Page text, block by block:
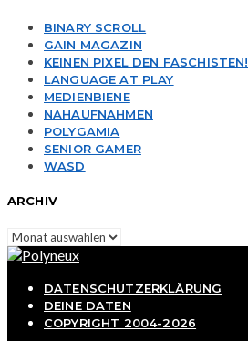
BINARY SCROLL
GAIN MAGAZIN
KEINEN PIXEL DEN FASCHISTEN!
LANGUAGE AT PLAY
MEDIENBIENE
NAHAUFNAHMEN
POLYGAMIA
SENIOR GAMER
WASD
ARCHIV
Archiv
DATENSCHUTZERKLÄRUNG
DEINE DATEN
COPYRIGHT 2004-2026